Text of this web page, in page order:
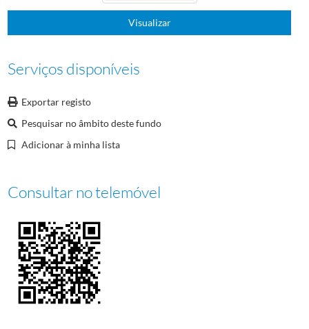
0010Diversos: J a Z, Imprensa, rádio e televisão e Tesouraria1968-12-07/1972-
Bancos, convites, Universiade e Comité Pierre de Coubertin
Visualizar
Serviços disponíveis
Exportar registo
Pesquisar no âmbito deste fundo
Adicionar à minha lista
Consultar no telemóvel